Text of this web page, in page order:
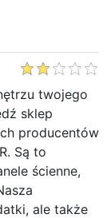
twojego
sklep
producentów
Są to
ścienne,
ale także